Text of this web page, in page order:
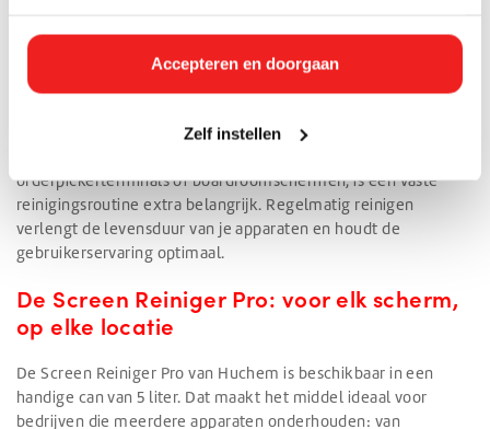
Accepteren en doorgaan
Zelf instellen
met een droge microvezeldoek is voldoende voor onderhoud,
want touchscreens accumuleren snel bacteriën en vet door
directe aanraking. Voor monitors op kantoor of thuis is een
orderpickerterminals of boardroomschermen, is een vaste
reinigingsroutine extra belangrijk. Regelmatig reinigen
verlengt de levensduur van je apparaten en houdt de
gebruikerservaring optimaal.
De Screen Reiniger Pro: voor elk scherm,
op elke locatie
De Screen Reiniger Pro van Huchem is beschikbaar in een
handige can van 5 liter. Dat maakt het middel ideaal voor
bedrijven die meerdere apparaten onderhouden: van